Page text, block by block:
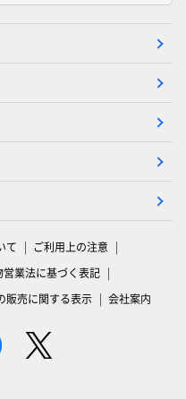
て
ご利用上の注意
営業法に基づく表記
販売に関する表示 会社案内